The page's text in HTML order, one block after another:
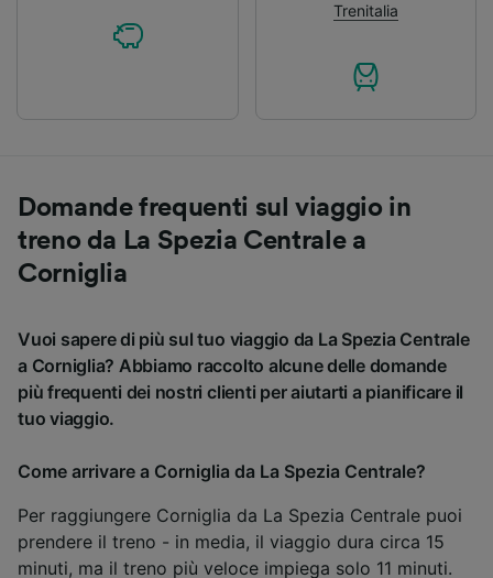
Trenitalia
Domande frequenti sul viaggio in
treno da La Spezia Centrale a
Corniglia
Vuoi sapere di più sul tuo viaggio da La Spezia Centrale
a Corniglia? Abbiamo raccolto alcune delle domande
più frequenti dei nostri clienti per aiutarti a pianificare il
tuo viaggio.
Come arrivare a Corniglia da La Spezia Centrale?
Per raggiungere Corniglia da La Spezia Centrale puoi
prendere il treno - in media, il viaggio dura circa 15
minuti, ma il treno più veloce impiega solo 11 minuti.